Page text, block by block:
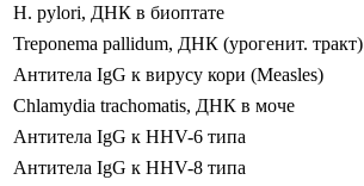
H. pylori, ДНК в биоптате
Treponema pallidum, ДНК (урогенит. тракт)
Антитела IgG к вирусу кори (Measles)
Chlamydia trachomatis, ДНК в моче
Антитела IgG к HHV-6 типа
Антитела IgG к HHV-8 типа